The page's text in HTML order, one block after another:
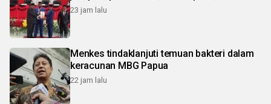
23 jam lalu
Menkes tindaklanjuti temuan bakteri dalam
keracunan MBG Papua
22 jam lalu